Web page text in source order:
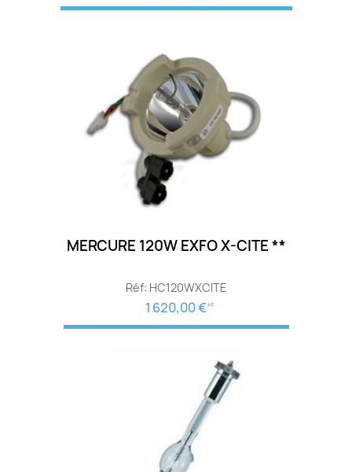
MERCURE 120W EXFO X-CITE **
Réf: HC120WXCITE
1 620,00 € HT